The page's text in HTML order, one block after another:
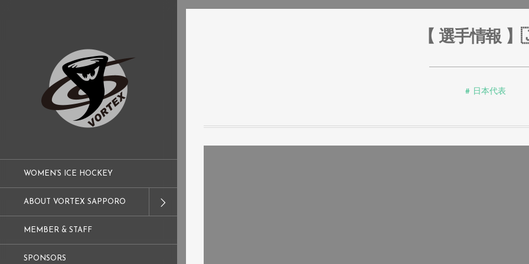
WOMEN’S ICE HOCKEY
ABOUT VORTEX SAPPORO
MEMBER & STAFF
SPONSORS
【 選手情報
日本代表